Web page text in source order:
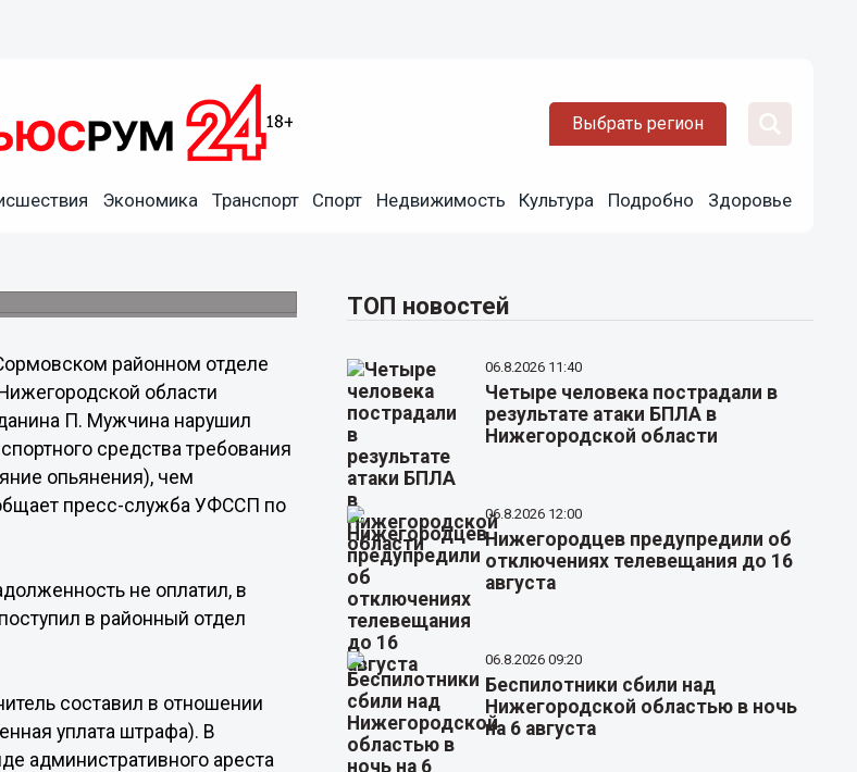
Выбрать регион
Экономика Транспорт Спорт Недвижимость Культура Подробно Здоровье
аресту за
районном отделе
области
П. Мужчина нарушил
средства требования
опьянения), чем
пресс-служба УФССП по
не оплатил, в
в районный отдел
составил в отношении
уплата штрафа). В
административного ареста
ТОП новостей
06.8.2026 11:40
Четыре человека пострадали в
результате атаки БПЛА в
Нижегородской области
06.8.2026 12:00
Нижегородцев предупредили об
отключениях телевещания до 16
августа
06.8.2026 09:20
Беспилотники сбили над
Нижегородской областью в ночь
на 6 августа